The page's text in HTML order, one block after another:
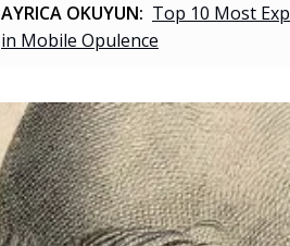
AYRICA OKUYUN: Top 10 Most
in Mobile Opulence